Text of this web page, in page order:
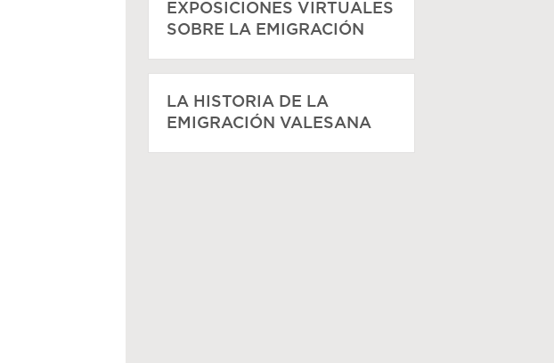
EXPOSICIONES VIRTUALES
SOBRE LA EMIGRACIÓN
LA HISTORIA DE LA
EMIGRACIÓN VALESANA